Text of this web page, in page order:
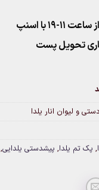
۱۹ با اسنپ
و لیوان انار یلدا
, پک تم یلدا, پیشدستی یلدایی,